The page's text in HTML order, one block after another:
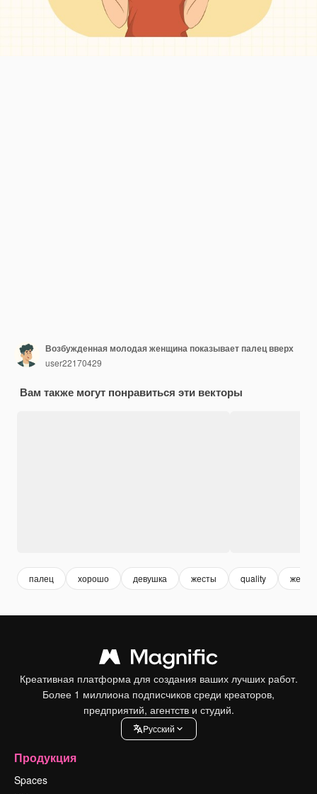
Возбужденная молодая женщина показывает палец вверх
user22170429
Вам также могут понравиться эти векторы
палец хорошо девушка жесты quality
Креативная платформа для создания ваших лучших работ.
Более 1 миллиона подписчиков среди креаторов,
предприятий, агентств и студий.
Pусский
Продукция
Spaces